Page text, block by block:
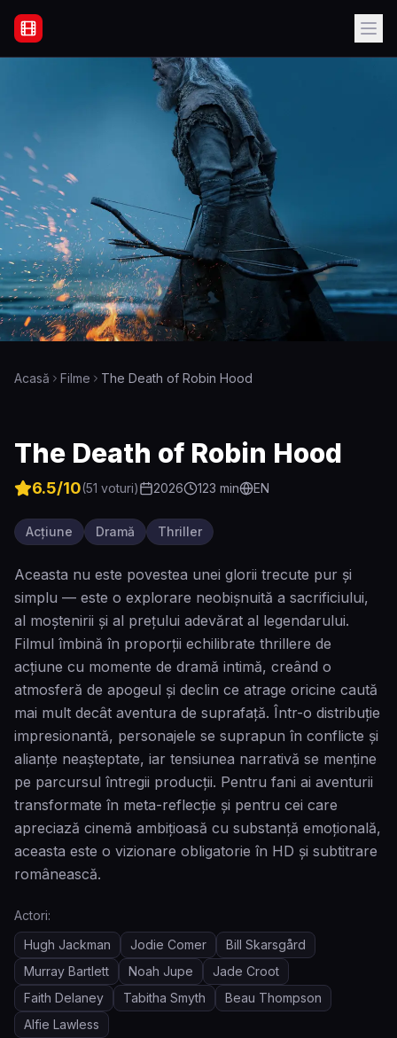
Filme Online Subtitrate - Acasă
Acasă Filme The Death of Robin Hood
The Death of Robin Hood
6.5/10(51 voturi) 2026 123 min EN
Acțiune Dramă Thriller
Aceasta nu este povestea unei glorii trecute pur și
simplu — este o explorare neobișnuită a sacrificiului,
al moștenirii și al prețului adevărat al legendarului.
Filmul îmbină în proporții echilibrate thrillere de
acțiune cu momente de dramă intimă, creând o
atmosferă de apogeul și declin ce atrage oricine caută
mai mult decât aventura de suprafață. Într-o distribuție
impresionantă, personajele se suprapun în conflicte și
alianțe neașteptate, iar tensiunea narrativă se menține
pe parcursul întregii producții. Pentru fani ai aventurii
transformate în meta-reflecție și pentru cei care
apreciază cinemă ambițioasă cu substanță emoțională,
aceasta este o vizionare obligatorie în HD și subtitrare
românească.
Actori:
Hugh Jackman
Jodie Comer
Bill Skarsgård
Murray Bartlett
Noah Jupe
Jade Croot
Faith Delaney
Tabitha Smyth
Beau Thompson
Alfie Lawless